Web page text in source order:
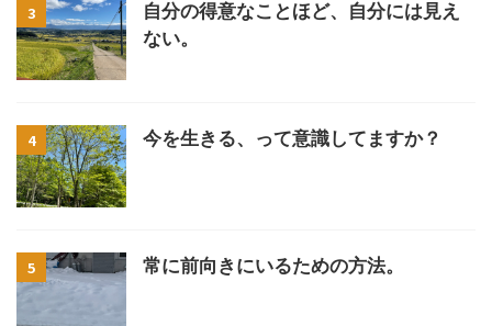
3
自分の得意なことほど、自分には見え
ない。
4 今を生きる、って意識してますか？
5 常に前向きにいるための方法。